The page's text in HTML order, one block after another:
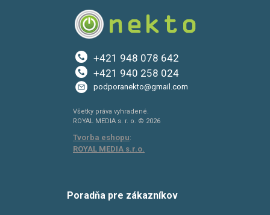
+421 948 078 642
+421 940 258 024
podporanekto@gmail.com
Všetky práva vyhradené.
ROYAL MEDIA s. r. o. © 2026
Tvorba eshopu:
ROYAL MEDIA s.r.o.
Poradňa pre zákazníkov